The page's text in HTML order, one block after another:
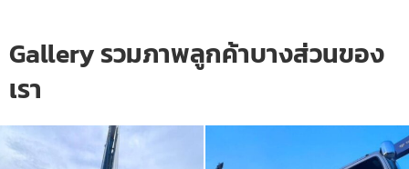
Gallery รวมภาพลูกค้าบางส่วนของ
เรา